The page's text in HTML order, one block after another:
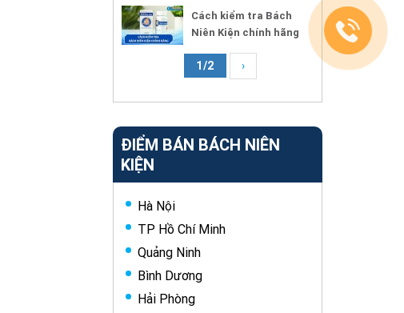
Cách kiểm tra Bách
Niên Kiện chính hãng
1/2 ›
ĐIỂM BÁN BÁCH NIÊN
KIỆN
Hà Nội
TP Hồ Chí Minh
Quảng Ninh
Bình Dương
Hải Phòng